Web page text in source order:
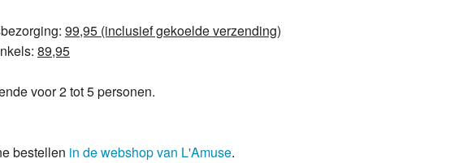
99,95 (inclusief gekoelde verzending)
89,95
voor 2 tot 5 personen.
bestellen in de webshop van L'Amuse.